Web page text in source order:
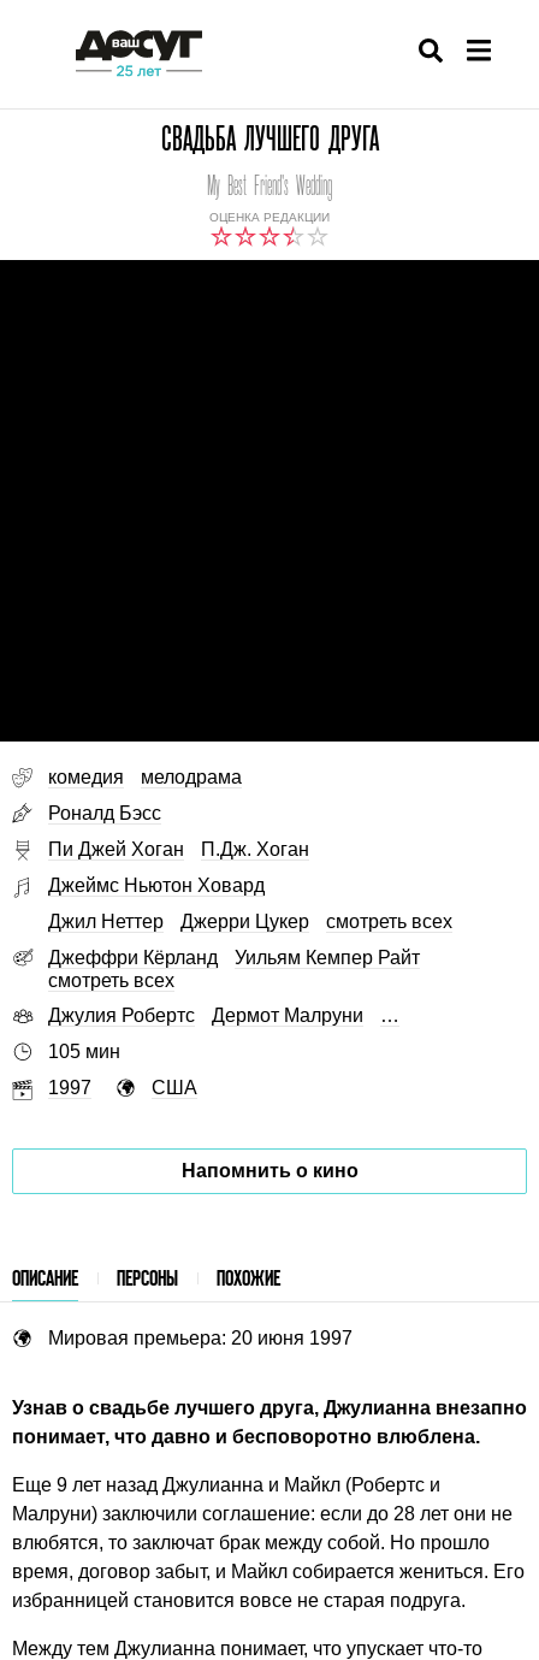
СВАДЬБА ЛУЧШЕГО ДРУГА
ОЦЕНКА РЕДАКЦИИ
My Best Friend's Wedding
комедия
мелодрама
Роналд Бэсс
Пи Джей Хоган
П.Дж. Хоган
Джеймс Ньютон Ховард
Джил Неттер
Джерри Цукер
смотреть всех
Джеффри Кёрланд
Уильям Кемпер Райт
смотреть всех
Джулия Робертс
Дермот Малруни
…
105 мин
1997
США
Напомнить о кино
ОПИСАНИЕ ПЕРСОНЫ ПОХОЖИЕ
Мировая премьера: 20 июня 1997
Узнав о свадьбе лучшего друга, Джулианна внезапно
понимает, что давно и бесповоротно влюблена.
Еще 9 лет назад Джулианна и Майкл (Робертс и
Малруни) заключили соглашение: если до 28 лет они не
влюбятся, то заключат брак между собой. Но прошло
время, договор забыт, и Майкл собирается жениться. Его
избранницей становится вовсе не старая подруга.
Между тем Джулианна понимает, что упускает что-то